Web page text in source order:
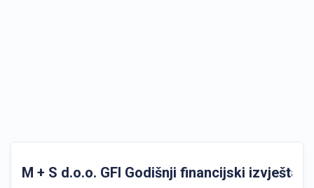
M + S d.o.o. GFI Godišnji financijski izvještaji